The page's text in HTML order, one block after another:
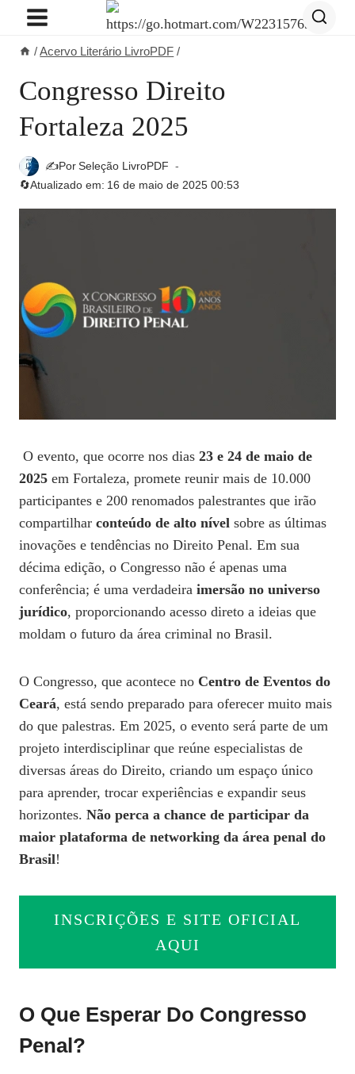
Pular
/Acervo Literário LivroPDF /
Congresso Direito
Fortaleza 2025
✍️PorSeleção LivroPDF
🔄Atualizado em: 16 de maio de 2025 00:53
O evento, que ocorre nos dias 23 e 24 de maio de
2025 em Fortaleza, promete reunir mais de 10.000
participantes e 200 renomados palestrantes que irão
compartilhar conteúdo de alto nível sobre as últimas
inovações e tendências no Direito Penal. Em sua
décima edição, o Congresso não é apenas uma
conferência; é uma verdadeira imersão no universo
jurídico, proporcionando acesso direto a ideias que
moldam o futuro da área criminal no Brasil.
O Congresso, que acontece no Centro de Eventos do
Ceará, está sendo preparado para oferecer muito mais
do que palestras. Em 2025, o evento será parte de um
projeto interdisciplinar que reúne especialistas de
diversas áreas do Direito, criando um espaço único
para aprender, trocar experiências e expandir seus
horizontes. Não perca a chance de participar da
maior plataforma de networking da área penal do
Brasil!
INSCRIÇÕES E SITE OFICIAL
AQUI
O Que Esperar Do Congresso
Penal?